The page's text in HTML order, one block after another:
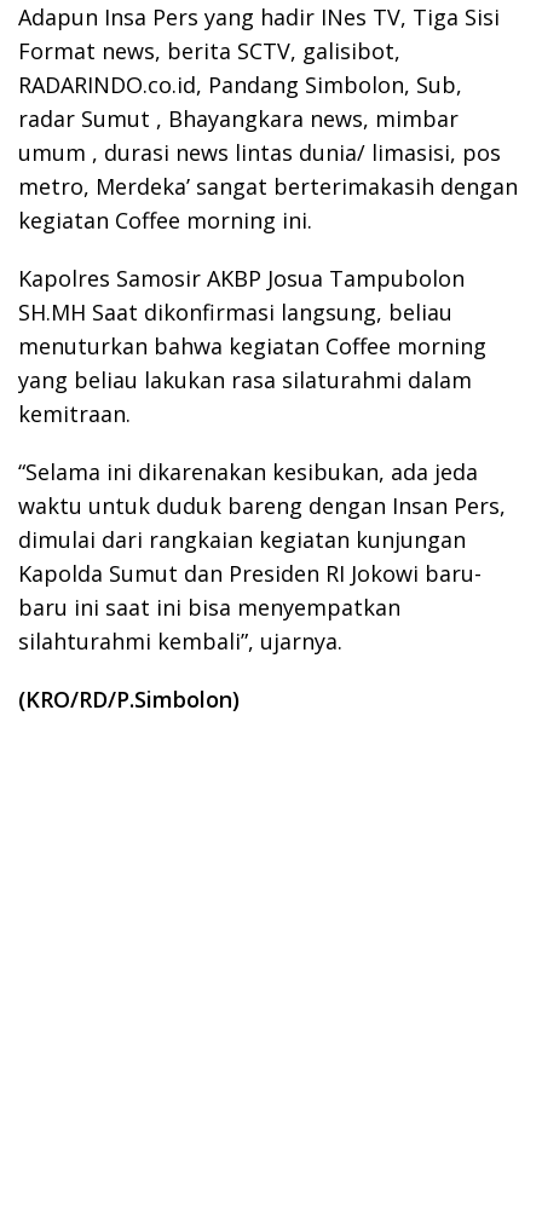
Adapun Insa Pers yang hadir INes TV, Tiga Sisi
Format news, berita SCTV, galisibot,
RADARINDO.co.id, Pandang Simbolon, Sub,
radar Sumut , Bhayangkara news, mimbar
umum , durasi news lintas dunia/ limasisi, pos
metro, Merdeka’ sangat berterimakasih dengan
kegiatan Coffee morning ini.
Kapolres Samosir AKBP Josua Tampubolon
SH.MH Saat dikonfirmasi langsung, beliau
menuturkan bahwa kegiatan Coffee morning
yang beliau lakukan rasa silaturahmi dalam
kemitraan.
“Selama ini dikarenakan kesibukan, ada jeda
waktu untuk duduk bareng dengan Insan Pers,
dimulai dari rangkaian kegiatan kunjungan
Kapolda Sumut dan Presiden RI Jokowi baru-
baru ini saat ini bisa menyempatkan
silahturahmi kembali”, ujarnya.
(KRO/RD/P.Simbolon)